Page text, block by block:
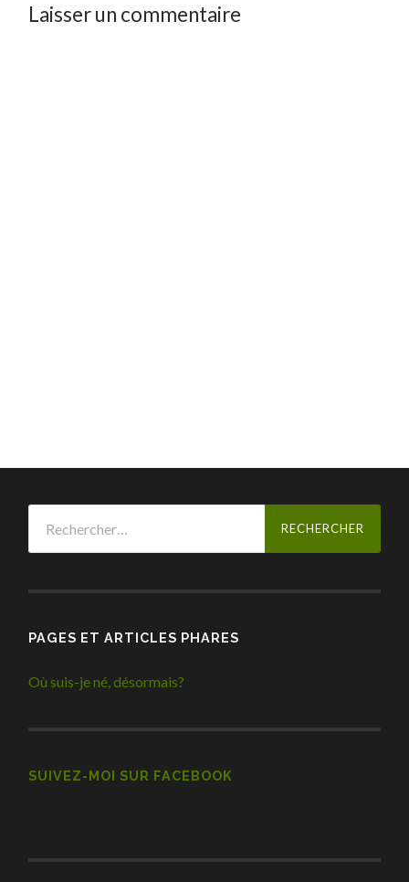
Laisser un commentaire
PAGES ET ARTICLES PHARES
Où suis-je né, désormais?
SUIVEZ-MOI SUR FACEBOOK